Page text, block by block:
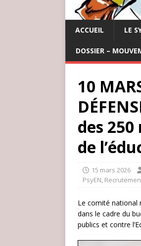
ACCUEIL LE
DOSSIER –
10
des
de
15 mars 2026
PsyEN,
Le comité national
dans le cadre du
publics et contre